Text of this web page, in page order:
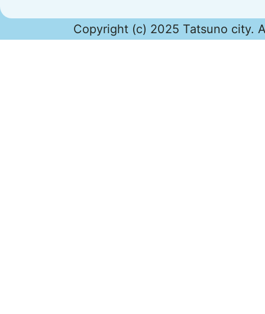
Copyright (c) 2025 Tatsuno city.